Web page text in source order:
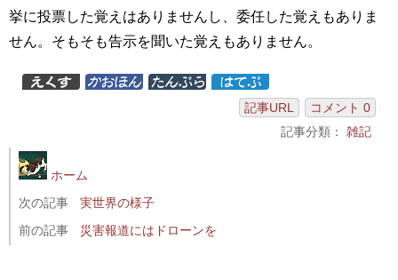
挙に投票した覚えはありませんし、委任した覚えもありま
せん。そもそも告示を聞いた覚えもありません。
記事URL
コメント 0
記事分類： 雑記
ホーム
次の記事
実世界の様子
前の記事
災害報道にはドローンを